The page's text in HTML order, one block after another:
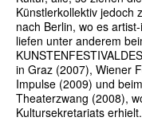
Künstlerkollektiv jedoch
nach Berlin, wo es
liefen unter anderem
in Graz (2007), Wiener
Impulse (2009) und
Theaterzwang (2008),
Kultursekretariats erhielt.